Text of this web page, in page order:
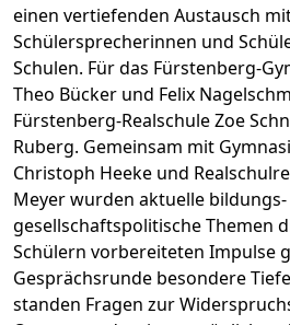
einen vertiefenden Austausch
Schülersprecherinnen und
Schulen. Für das Fürstenberg-
Theo Bücker und Felix
Fürstenberg-Realschule Zoe
Ruberg. Gemeinsam mit
Christoph Heeke und
Meyer wurden aktuelle
gesellschaftspolitische Themen
Schülern vorbereiteten Impulse
Gesprächsrunde besondere
standen Fragen zur